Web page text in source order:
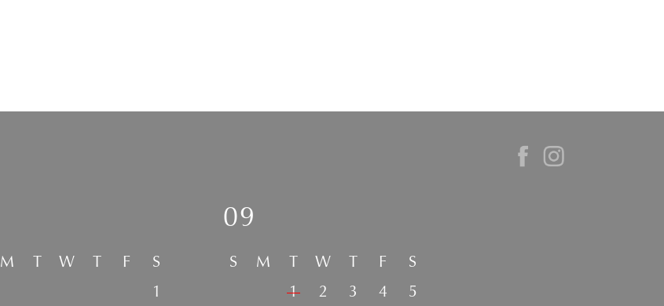
M T W T F
S
1
09
S M T W T F
S
1
2 3 4 5